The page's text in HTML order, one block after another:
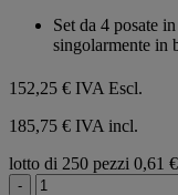
Set da 4 posate
singolarmente in
152,25 € IVA Escl.
185,75 € IVA incl.
lotto di 250 pezzi 0,61
-